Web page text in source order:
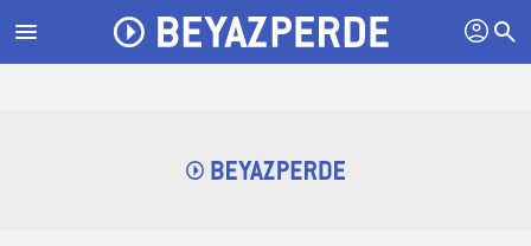
menu profil search